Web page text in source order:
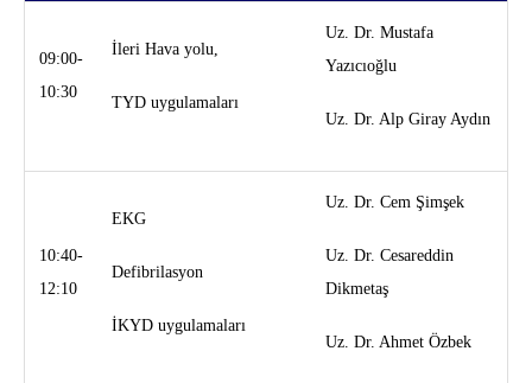
09:00-
10:30
İleri Hava yolu,
TYD uygulamaları
Uz. Dr. Mustafa
Yazıcıoğlu
Uz. Dr. Alp Giray Aydın
10:40-
12:10
EKG
Defibrilasyon
İKYD uygulamaları
Uz. Dr. Cem Şimşek
Uz. Dr. Cesareddin
Dikmetaş
Uz. Dr. Ahmet Özbek